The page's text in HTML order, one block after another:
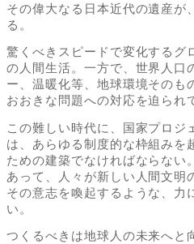
その偉大なる日本近代の遺産が
る。
驚くべきスピードで変化するグ
の人間生活。一方で、世界人口
ー、温暖化等、地球環境そのも
おおきな問題への対応を迫られ
この難しい時代に、国家プロ
は、あらゆる制度的な枠組みを
ための建築でなければならない
あって、人々が新しい人間文明
その意志を喚起するような、力
い。
つくるべきは地球人の未来へと